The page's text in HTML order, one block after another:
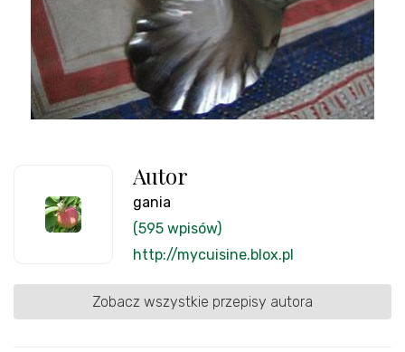
Autor
gania
(595 wpisów)
http://mycuisine.blox.pl
Zobacz wszystkie przepisy autora